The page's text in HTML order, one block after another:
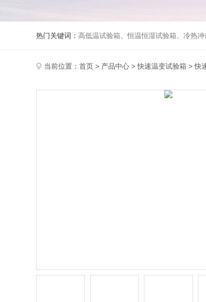
热门关键词： 高低温试验箱、恒温恒湿试验箱、冷热冲击试验箱、紫外线老化试验箱、氙灯老化试验箱、快速升降温
当前位置： 首页 > 产品中心 >快速温变试验箱 >快